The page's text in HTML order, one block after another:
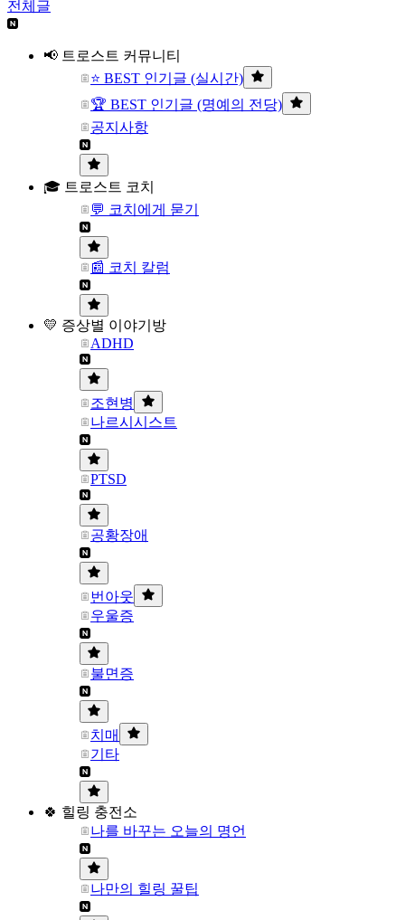
전체글
📢 트로스트 커뮤니티
⭐ BEST 인기글 (실시간)
🏆 BEST 인기글 (명예의 전당)
공지사항
🎓 트로스트 코치
💬 코치에게 묻기
📰 코치 칼럼
💛 증상별 이야기방
ADHD
조현병
나르시시스트
PTSD
공황장애
번아웃
우울증
불면증
치매
기타
🍀 힐링 충전소
나를 바꾸는 오늘의 명언
나만의 힐링 꿀팁